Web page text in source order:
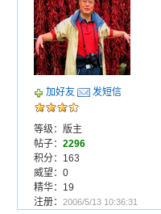
加好友 发短信
等级：版主
帖子： 2296
积分：163
威望：0
精华：19
注册：
2006/5/13 10:36:31